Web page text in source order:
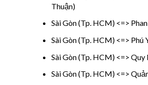
Thuận)
Sài Gòn (Tp. HCM) <=>
Sài Gòn (Tp. HCM) <=> Phú
Sài Gòn (Tp. HCM) <=> Quy
Sài Gòn (Tp. HCM) <=>